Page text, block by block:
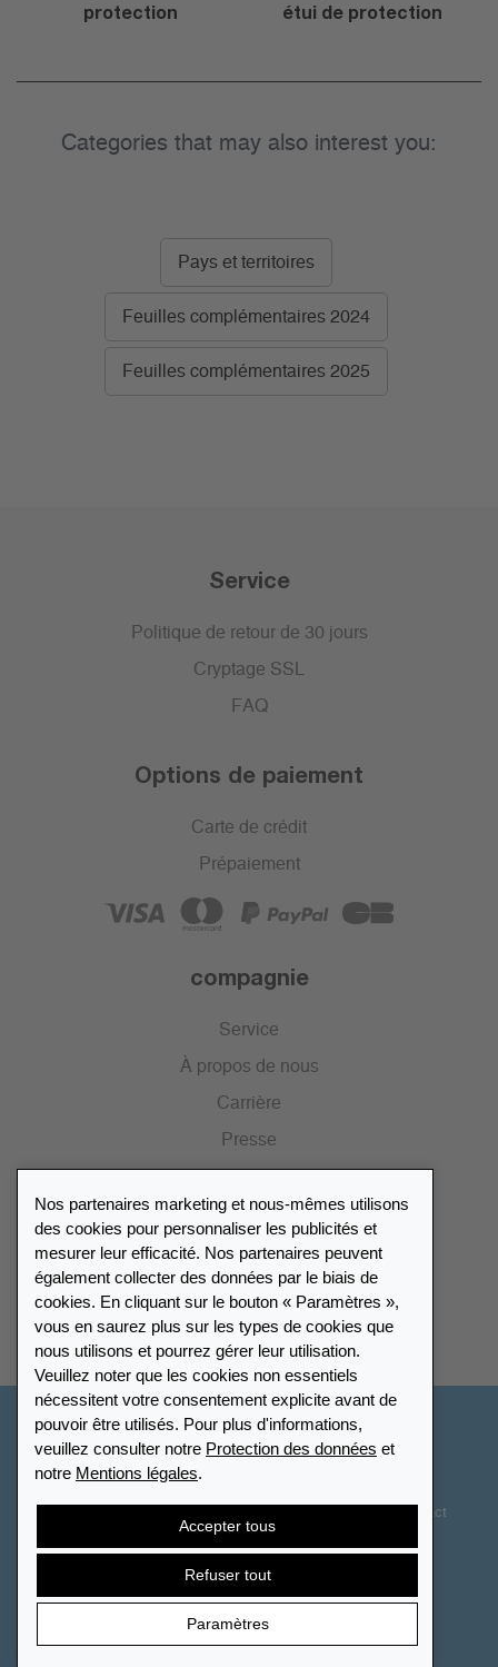
protection
étui de protection
Categories that may also interest you:
Pays et territoires
Feuilles complémentaires 2024
Feuilles complémentaires 2025
Service
Politique de retour de 30 jours
Cryptage SSL
FAQ
Options de paiement
Carte de crédit
Prépaiement
compagnie
Service
À propos de nous
Carrière
Presse
Portail des revendeurs
Répertoire des revendeurs
Trouver Leuchtturm
Nos partenaires marketing et nous-mêmes utilisons
des cookies pour personnaliser les publicités et
mesurer leur efficacité. Nos partenaires peuvent
également collecter des données par le biais de
cookies. En cliquant sur le bouton « Paramètres »,
vous en saurez plus sur les types de cookies que
nous utilisons et pourrez gérer leur utilisation.
Veuillez noter que les cookies non essentiels
nécessitent votre consentement explicite avant de
pouvoir être utilisés. Pour plus d'informations,
veuillez consulter notre Protection des données et
notre Mentions légales.
Accepter tous
Refuser tout
Paramètres
France
Paramètres des cookies
Contact
Droit de rétractation Résilier le contrat
© 2026 LEUCHTTURM. Tous droits réservés.